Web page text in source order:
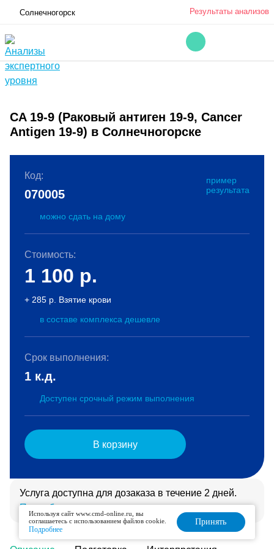
Солнечногорск Результаты анализов
CA 19-9 (Раковый антиген 19-9, Cancer
Antigen 19-9) в Солнечногорске
Код:
пример
результата
070005
можно сдать на дому
Стоимость:
1 100 р.
+ 285 р. Взятие крови
в составе комплекса дешевле
Срок выполнения:
1 к.д.
Доступен срочный режим выполнения
В корзину
Услуга доступна для дозаказа в течение 2 дней.
Подробнее
Используя сайт www.cmd-online.ru, вы
соглашаетесь с использованием файлов cookie.
Подробнее
Принять